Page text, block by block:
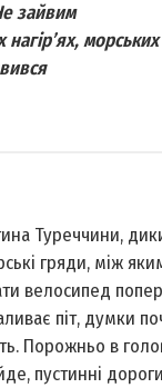
зайвим
Туреччини,
гряди, між
велосипед
піт, думки
Порожньо в
пустинні